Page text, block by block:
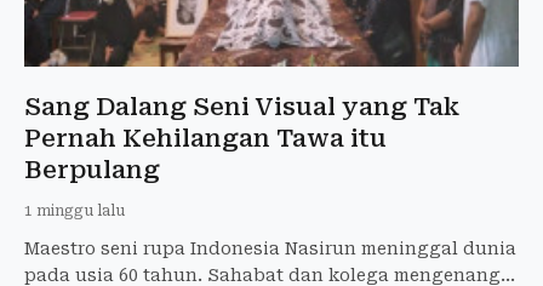
Sang Dalang Seni Visual yang Tak
Pernah Kehilangan Tawa itu
Berpulang
1 minggu lalu
Maestro seni rupa Indonesia Nasirun meninggal dunia
pada usia 60 tahun. Sahabat dan kolega mengenang